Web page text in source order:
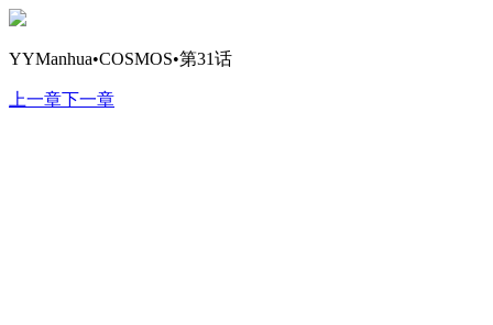
YYManhua•COSMOS•第31话
上一章下一章